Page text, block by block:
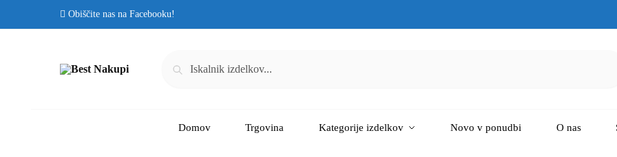
Skip to navigation
Skip to content Obiščite nas na Facebooku!
Domov Trgovina Kategorije izdelkov Novo v ponudbi O nas